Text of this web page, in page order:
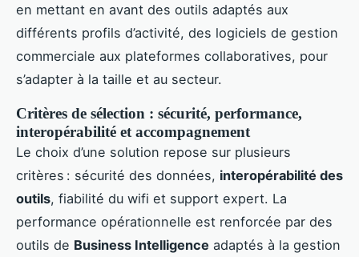
en mettant en avant des outils adaptés aux
différents profils d’activité, des logiciels de gestion
commerciale aux plateformes collaboratives, pour
s’adapter à la taille et au secteur.
Critères de sélection : sécurité, performance,
interopérabilité et accompagnement
Le choix d’une solution repose sur plusieurs
critères : sécurité des données, interopérabilité des
outils, fiabilité du wifi et support expert. La
performance opérationnelle est renforcée par des
outils de Business Intelligence adaptés à la gestion